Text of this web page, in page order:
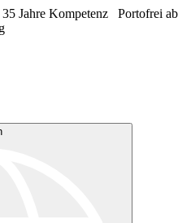
Jahre Kompetenz
Portofrei ab